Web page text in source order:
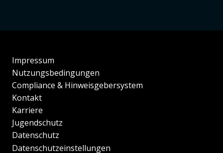
Impressum
Nutzungsbedingungen
Compliance & Hinweisgebersystem
Kontakt
Karriere
Jugendschutz
Datenschutz
Datenschutzeinstellungen